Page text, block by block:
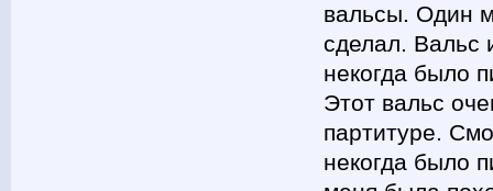
вальсы. Один
сделал. Вальс
некогда было
Этот вальс
партитуре.
некогда было